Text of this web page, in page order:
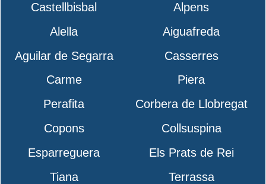
Castellbisbal
Alpens
Alella
Aiguafreda
Aguilar de Segarra
Casserres
Carme
Piera
Perafita
Corbera de Llobregat
Copons
Collsuspina
Esparreguera
Els Prats de Rei
Tiana
Terrassa